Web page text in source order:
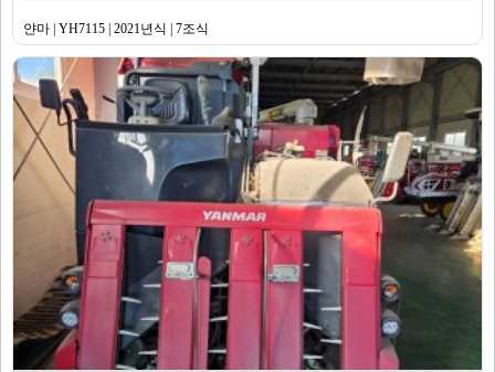
얀마 | YH7115 | 2021년식 | 7조식